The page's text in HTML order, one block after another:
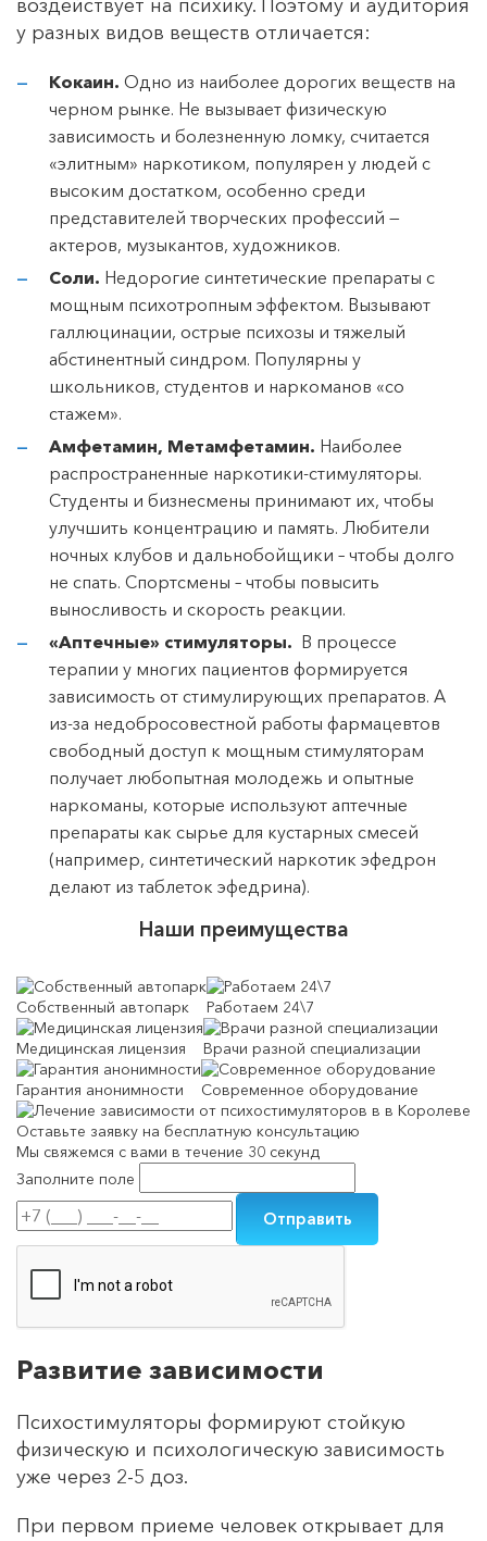
воздействует на психику. Поэтому и аудитория
у разных видов веществ отличается:
Кокаин. Одно из наиболее дорогих веществ на
черном рынке. Не вызывает физическую
зависимость и болезненную ломку, считается
«элитным» наркотиком, популярен у людей с
высоким достатком, особенно среди
представителей творческих профессий —
актеров, музыкантов, художников.
Соли. Недорогие синтетические препараты с
мощным психотропным эффектом. Вызывают
галлюцинации, острые психозы и тяжелый
абстинентный синдром. Популярны у
школьников, студентов и наркоманов «со
стажем».
Амфетамин, Метамфетамин. Наиболее
распространенные наркотики-стимуляторы.
Студенты и бизнесмены принимают их, чтобы
улучшить концентрацию и память. Любители
ночных клубов и дальнобойщики – чтобы долго
не спать. Спортсмены – чтобы повысить
выносливость и скорость реакции.
«Аптечные» стимуляторы. В процессе
терапии у многих пациентов формируется
зависимость от стимулирующих препаратов. А
из-за недобросовестной работы фармацевтов
свободный доступ к мощным стимуляторам
получает любопытная молодежь и опытные
наркоманы, которые используют аптечные
препараты как сырье для кустарных смесей
(например, синтетический наркотик эфедрон
делают из таблеток эфедрина).
Наши преимущества
Собственный автопарк Работаем 24\7
Медицинская лицензия Врачи разной специализации
Гарантия анонимности Современное оборудование
Оставьте заявку на бесплатную консультацию
Мы свяжемся с вами в течение 30 секунд
Заполните поле
Развитие зависимости
Психостимуляторы формируют стойкую
физическую и психологическую зависимость
уже через 2-5 доз.
При первом приеме человек открывает для